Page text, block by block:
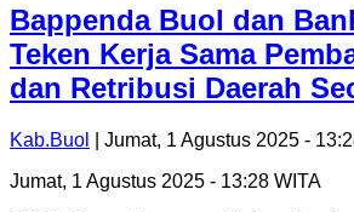
Bappenda Buol dan
Teken Kerja Sama
dan Retribusi Daerah
Kab.Buol
| Jumat, 1 Agustus 2025 -
Jumat, 1 Agustus 2025 - 13:28 WITA